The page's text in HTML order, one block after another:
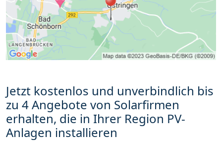
Jetzt kostenlos und unverbindlich bis
zu 4 Angebote von Solarfirmen
erhalten, die in Ihrer Region PV-
Anlagen installieren